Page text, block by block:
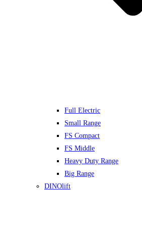
Full Electric
Small Range
FS Compact
FS Middle
Heavy Duty Range
Big Range
DINOlift